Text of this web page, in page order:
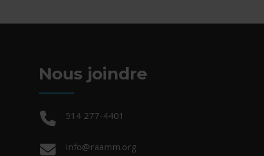
Nous joindre
Téléphone :
514 277-4401
Courriel :
info@raamm.org